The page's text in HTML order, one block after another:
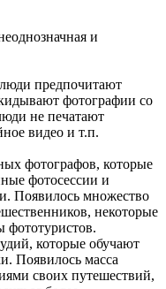
и
предпочитают
фотографии со
не печатают
видео и т.п.
фотографов, которые
фотосессии и
Появилось множество
некоторые
фототуристов.
которые обучают
Появилось масса
своих путешествий,